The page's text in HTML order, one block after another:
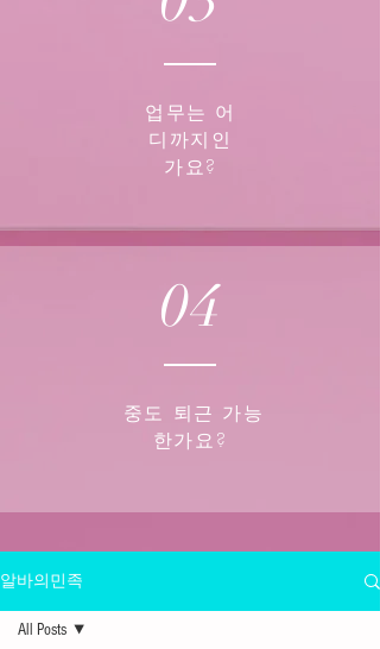
업무는 어
디까지인
가요?
04
중도 퇴근 가능
한가요?
알바의민족
All Posts